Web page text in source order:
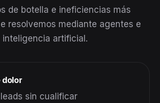
de botella e ineficiencias más
resolvemos mediante agentes e
inteligencia artificial.
dolor
sin cualificar